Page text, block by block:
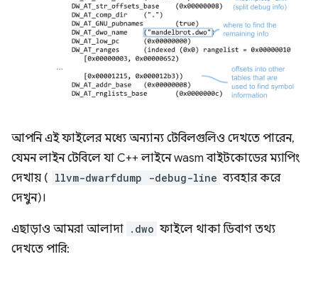
আপনি এই ফাইলের মধ্যে অন্যান্য টেবিলগুলিও দেখতে পারেন,
যেমন লাইন টেবিলে যা C++ লাইনে wasm বাইটকোডের ম্যাপিং
দেখায় ( llvm-dwarfdump -debug-line ব্যবহার করে
দেখুন)।
এছাড়াও আমরা আলাদা .dwo ফাইলে থাকা ডিবাগ তথ্য
দেখতে পারি: